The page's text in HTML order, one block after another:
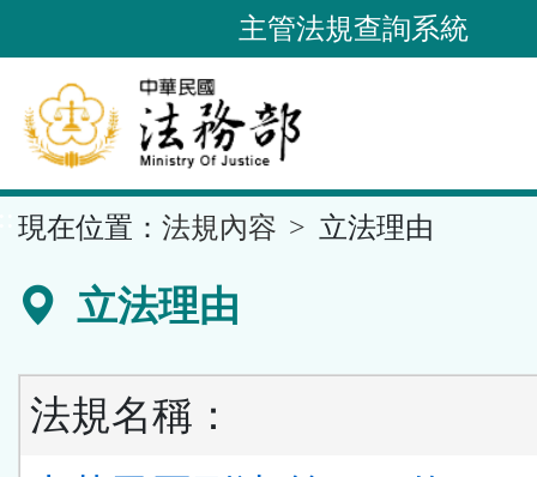
到
要
內
容
區
主管法規查詢系統
現在位置： 法規內容 立法理由
立法理由
法規名稱：